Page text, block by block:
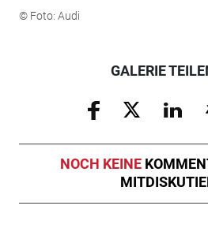
© Foto: Audi
GALERIE
NOCH KEINE